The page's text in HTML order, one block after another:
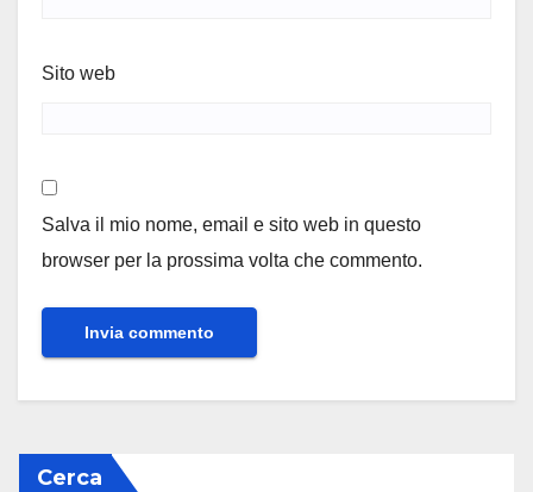
Sito web
Salva il mio nome, email e sito web in questo
browser per la prossima volta che commento.
Cerca